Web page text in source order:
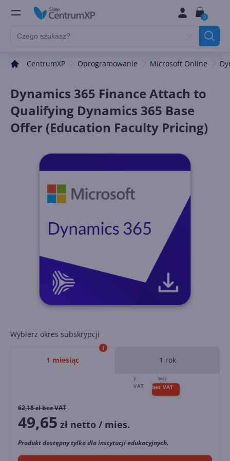
0
CentrumXP Oprogramowanie Microsoft Online
Dynamics 365 Finance Attach to
Qualifying Dynamics 365 Base
Offer (Education Faculty Pricing)
Wybierz okres subskrypcji
1 miesiąc 1 rok
62,18zł bez VAT
49,65 zł netto / mies.
Produkt dostępny tylko dla instytucji edukacyjnych.